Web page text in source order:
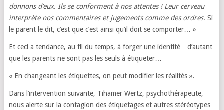
donnons d’eux. Ils se conforment à nos attentes ! Leur cerveau
interprète nos commentaires et jugements comme des ordres. Si
le parent le dit, c’est que c’est ainsi qu’il doit se comporter… »
Et ceci a tendance, au fil du temps, à forger une identité…d’autant
que les parents ne sont pas les seuls à étiqueter…
« En changeant les étiquettes, on peut modifier les réalités ».
Dans l’intervention suivante, Tihamer Wertz, psychothérapeute,
nous alerte sur la contagion des étiquetages et autres stéréotypes